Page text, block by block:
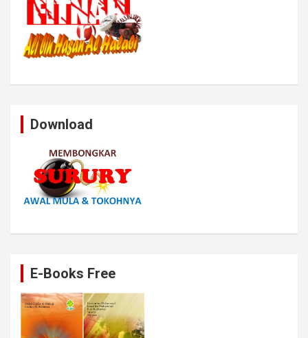
Download
E-Books Free